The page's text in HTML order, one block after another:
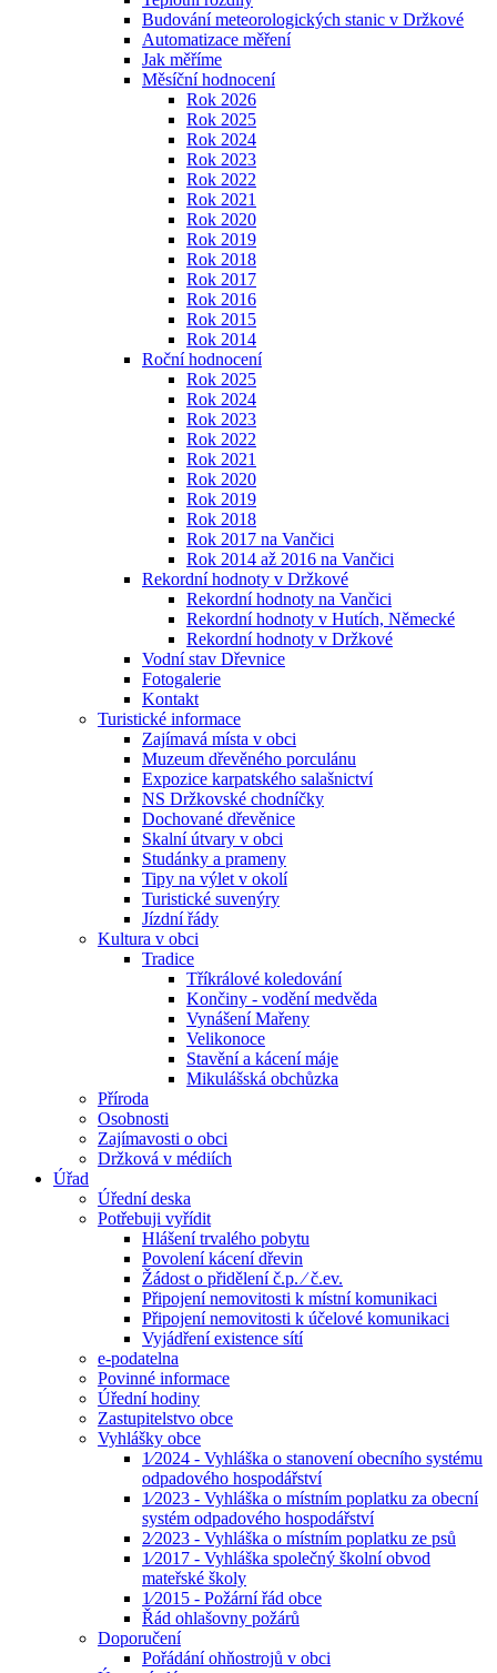
Budování meteorologických stanic v Držkové
Automatizace měření
Jak měříme
Měsíční hodnocení
Rok 2026
Rok 2025
Rok 2024
Rok 2023
Rok 2022
Rok 2021
Rok 2020
Rok 2019
Rok 2018
Rok 2017
Rok 2016
Rok 2015
Rok 2014
Roční hodnocení
Rok 2025
Rok 2024
Rok 2023
Rok 2022
Rok 2021
Rok 2020
Rok 2019
Rok 2018
Rok 2017 na Vančici
Rok 2014 až 2016 na Vančici
Rekordní hodnoty v Držkové
Rekordní hodnoty na Vančici
Rekordní hodnoty v Hutích, Německé
Rekordní hodnoty v Držkové
Vodní stav Dřevnice
Fotogalerie
Kontakt
Turistické informace
Zajímavá místa v obci
Muzeum dřevěného porculánu
Expozice karpatského salašnictví
NS Držkovské chodníčky
Dochované dřevěnice
Skalní útvary v obci
Studánky a prameny
Tipy na výlet v okolí
Turistické suvenýry
Jízdní řády
Kultura v obci
Tradice
Tříkrálové koledování
Končiny - vodění medvěda
Vynášení Mařeny
Velikonoce
Stavění a kácení máje
Mikulášská obchůzka
Příroda
Osobnosti
Zajímavosti o obci
Držková v médiích
Úřad
Úřední deska
Potřebuji vyřídit
Hlášení trvalého pobytu
Povolení kácení dřevin
Žádost o přidělení č.p. ⁄ č.ev.
Připojení nemovitosti k místní komunikaci
Připojení nemovitosti k účelové komunikaci
Vyjádření existence sítí
e-podatelna
Povinné informace
Úřední hodiny
Zastupitelstvo obce
Vyhlášky obce
1⁄2024 - Vyhláška o stanovení obecního systému
odpadového hospodářství
1⁄2023 - Vyhláška o místním poplatku za obecní
systém odpadového hospodářství
2⁄2023 - Vyhláška o místním poplatku ze psů
1⁄2017 - Vyhláška společný školní obvod
mateřské školy
1⁄2015 - Požární řád obce
Řád ohlašovny požárů
Doporučení
Pořádání ohňostrojů v obci